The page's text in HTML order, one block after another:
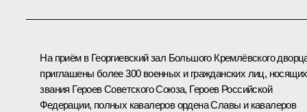
На приём в Георгиевский зал Большого Кремлёвского
приглашены более 300 военных и гражданских лиц, носящих
звания Героев Советского Союза, Героев Российской
Федерации, полных кавалеров ордена Славы и кавалеров